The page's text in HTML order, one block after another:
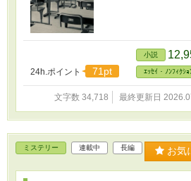
24h.ポイント 71pt
小説
ｴｯｾｲ・ﾉﾝﾌｨｸｼｮ
文字数 34,718 最終更新日
ミステリー 連載中 長編 お気